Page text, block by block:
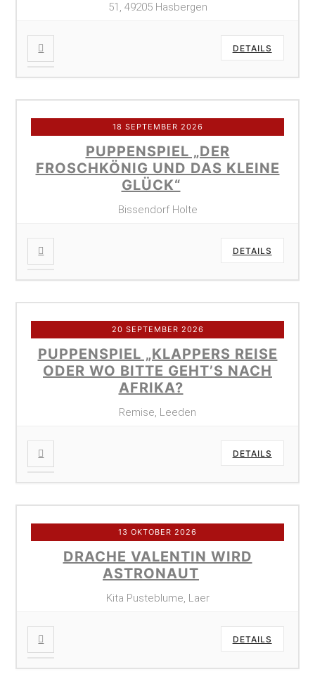
51, 49205 Hasbergen
DETAILS
18 SEPTEMBER 2026
PUPPENSPIEL „DER
FROSCHKÖNIG UND DAS KLEINE
GLÜCK“
Bissendorf Holte
DETAILS
20 SEPTEMBER 2026
PUPPENSPIEL „KLAPPERS REISE
ODER WO BITTE GEHT’S NACH
AFRIKA?
Remise, Leeden
DETAILS
13 OKTOBER 2026
DRACHE VALENTIN WIRD
ASTRONAUT
Kita Pusteblume, Laer
DETAILS